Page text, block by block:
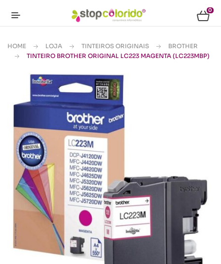
0
HOME LOJA TINTEIROS ORIGINAIS
BROTHER
TINTEIRO BROTHER ORIGINAL LC223 MAGENTA (LC223MBP)